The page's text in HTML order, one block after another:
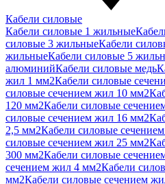
Кабели силовые
Кабели силовые 1 жильные
силовые 3 жильныеКабели
жильныеКабели силовые 5
алюминийКабели силовые медь
жил 1 мм2Кабели силовые
силовые сечением жил 10 мм2
120 мм2Кабели силовые
силовые сечением жил 16 мм2
2,5 мм2Кабели силовые
силовые сечением жил 25 мм2
300 мм2Кабели силовые
сечением жил 4 мм2Кабели
мм2Кабели силовые сечением